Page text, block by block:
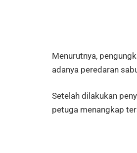
Menurutnya,
adanya peredaran
Setelah dilakukan
petuga menangkap